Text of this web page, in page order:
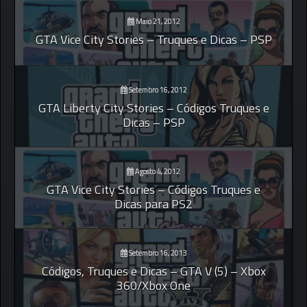
Maio 21, 2012
GTA Vice City Stories – Truques e Dicas – PSP
Setembro 16, 2012
GTA Liberty City Stories – Códigos Truques e
Dicas – PSP
Agosto 4, 2012
GTA Vice City Stories – Códigos Truques e
Dicas para PS2
Setembro 16, 2013
Códigos, Truques e Dicas – GTA V (5) – Xbox
360/Xbox One